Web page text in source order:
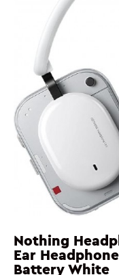
Nothing
Ear
Battery White